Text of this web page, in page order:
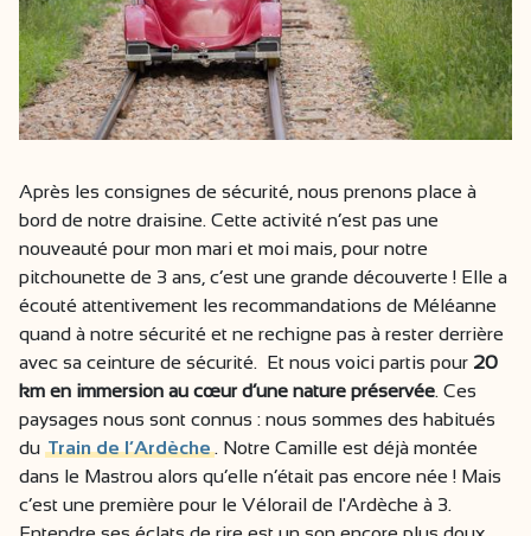
Après les consignes de sécurité, nous prenons place à
bord de notre draisine. Cette activité n’est pas une
nouveauté pour mon mari et moi mais, pour notre
pitchounette de 3 ans, c’est une grande découverte ! Elle a
écouté attentivement les recommandations de Méléanne
quand à notre sécurité et ne rechigne pas à rester derrière
avec sa ceinture de sécurité. Et nous voici partis pour 20
km en immersion au cœur d’une nature préservée. Ces
paysages nous sont connus : nous sommes des habitués
du Train de l’Ardèche . Notre Camille est déjà montée
dans le Mastrou alors qu’elle n’était pas encore née ! Mais
c’est une première pour le Vélorail de l'Ardèche à 3.